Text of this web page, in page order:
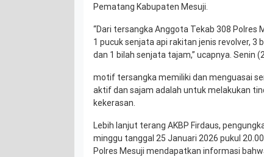
Pematang Kabupaten Mesuji.
“Dari tersangka Anggota Tekab 308 Polres
1 pucuk senjata api rakitan jenis revolver,
dan 1 bilah senjata tajam,” ucapnya. Senin
motif tersangka memiliki dan menguasai
aktif dan sajam adalah untuk melakukan
kekerasan.
Lebih lanjut terang AKBP Firdaus,
minggu tanggal 25 Januari 2026 pukul
Polres Mesuji mendapatkan informasi